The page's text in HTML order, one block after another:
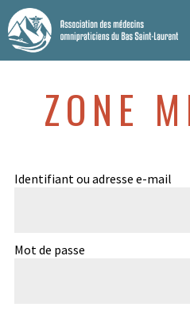
ZONE
Identifiant ou adresse e-mail
Mot de passe